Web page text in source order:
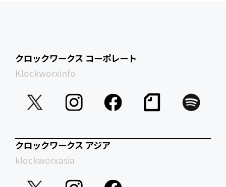
クロックワークス コーポレート
Klockworxinfo
クロックワークス アジア
klockworxasia